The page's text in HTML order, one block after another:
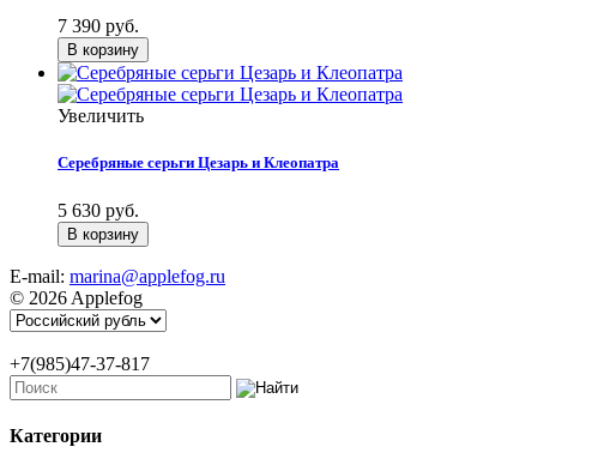
7 390 руб.
Увеличить
Серебряные серьги Цезарь и Клеопатра
5 630 руб.
E-mail: marina@applefog.ru
© 2026 Applefog
+7(985)47-37-817
Категории